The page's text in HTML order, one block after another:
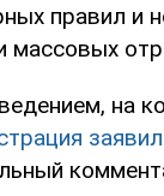
правил и
массовых
на